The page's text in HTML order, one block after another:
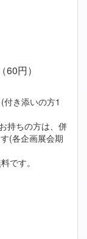
円）
き添いの方1
持ちの方は、併
(各企画展会期
です。